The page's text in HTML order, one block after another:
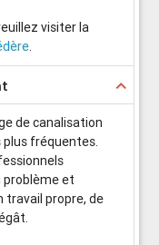
visiter la
.
keyboard_arrow_up
de canalisation
fréquentes.
problème et
travail propre, de